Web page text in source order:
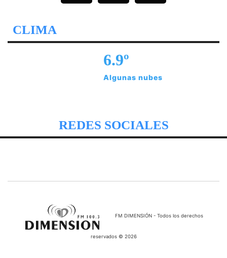
CLIMA
6.9º
Algunas nubes
REDES SOCIALES
FM DIMENSIÓN - Todos los derechos
reservados © 2026